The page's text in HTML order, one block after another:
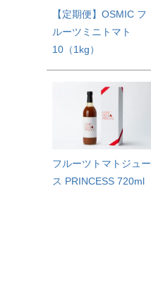
【定期便】OSMIC フ
ルーツミニトマト
10（1kg）
フルーツトマトジュー
ス PRINCESS 720ml